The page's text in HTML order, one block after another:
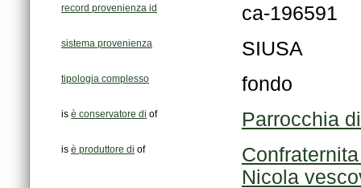
record provenienza id ca-196591
sistema provenienza SIUSA
tipologia complesso fondo
is è conservatore di of Parrocchia
is è produttore di of